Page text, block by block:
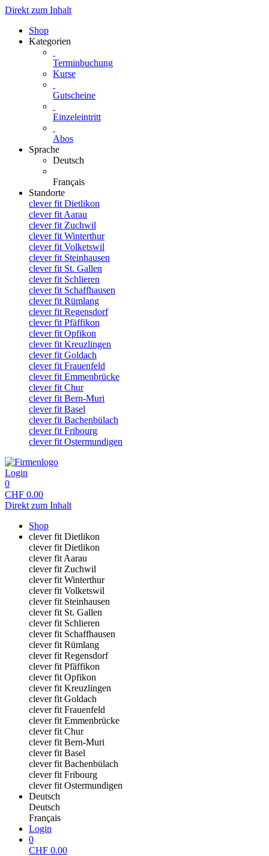
Direkt zum Inhalt
Shop
Kategorien
Terminbuchung
Kurse
Gutscheine
Einzeleintritt
Abos
Sprache
Deutsch
Français
Standorte
clever fit Dietlikon
clever fit Aarau
clever fit Zuchwil
clever fit Winterthur
clever fit Volketswil
clever fit Steinhausen
clever fit St. Gallen
clever fit Schlieren
clever fit Schaffhausen
clever fit Rümlang
clever fit Regensdorf
clever fit Pfäffikon
clever fit Opfikon
clever fit Kreuzlingen
clever fit Goldach
clever fit Frauenfeld
clever fit Emmenbrücke
clever fit Chur
clever fit Bern-Muri
clever fit Basel
clever fit Bachenbülach
clever fit Fribourg
clever fit Ostermundigen
Login
0
CHF 0.00
Direkt zum Inhalt
Shop
clever fit Dietlikon
clever fit Dietlikon
clever fit Aarau
clever fit Zuchwil
clever fit Winterthur
clever fit Volketswil
clever fit Steinhausen
clever fit St. Gallen
clever fit Schlieren
clever fit Schaffhausen
clever fit Rümlang
clever fit Regensdorf
clever fit Pfäffikon
clever fit Opfikon
clever fit Kreuzlingen
clever fit Goldach
clever fit Frauenfeld
clever fit Emmenbrücke
clever fit Chur
clever fit Bern-Muri
clever fit Basel
clever fit Bachenbülach
clever fit Fribourg
clever fit Ostermundigen
Deutsch
Deutsch
Français
Login
0
CHF 0.00